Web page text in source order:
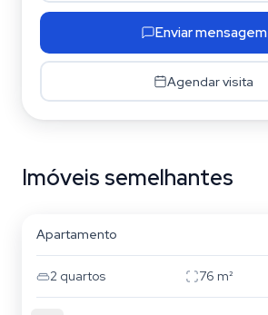
Enviar mensagem
Agendar visita
Imóveis semelhantes
Agua Rasa
Apartamento
2 quartos 76 m²